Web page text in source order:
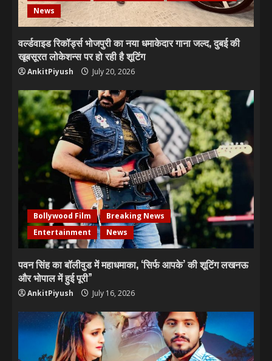
News
वर्ल्डवाइड रिकॉर्ड्स भोजपुरी का नया धमाकेदार गाना जल्द, दुबई की
खूबसूरत लोकेशन्स पर हो रही है शूटिंग
AnkitPiyush July 20, 2026
Bollywood Film
Breaking News
Entertainment
News
पवन सिंह का बॉलीवुड में महाधमाका, ‘सिर्फ आपके’ की शूटिंग लखनऊ
और भोपाल में हुई पूरी”
AnkitPiyush July 16, 2026